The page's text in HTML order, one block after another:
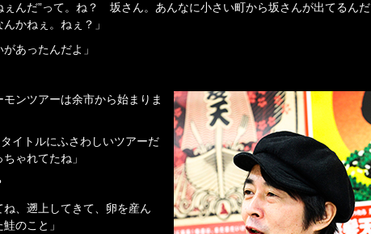
ぇんだ”って。ね？ 坂さん。あんなに小さい町から坂さんが出てるんだ
かねぇ。ねぇ？」
あったんだよ」
モンツアーは余市から始まりま
イトルにふさわしいツアーだ
ゃれてたね」
、遡上してきて、卵を産ん
のこと」